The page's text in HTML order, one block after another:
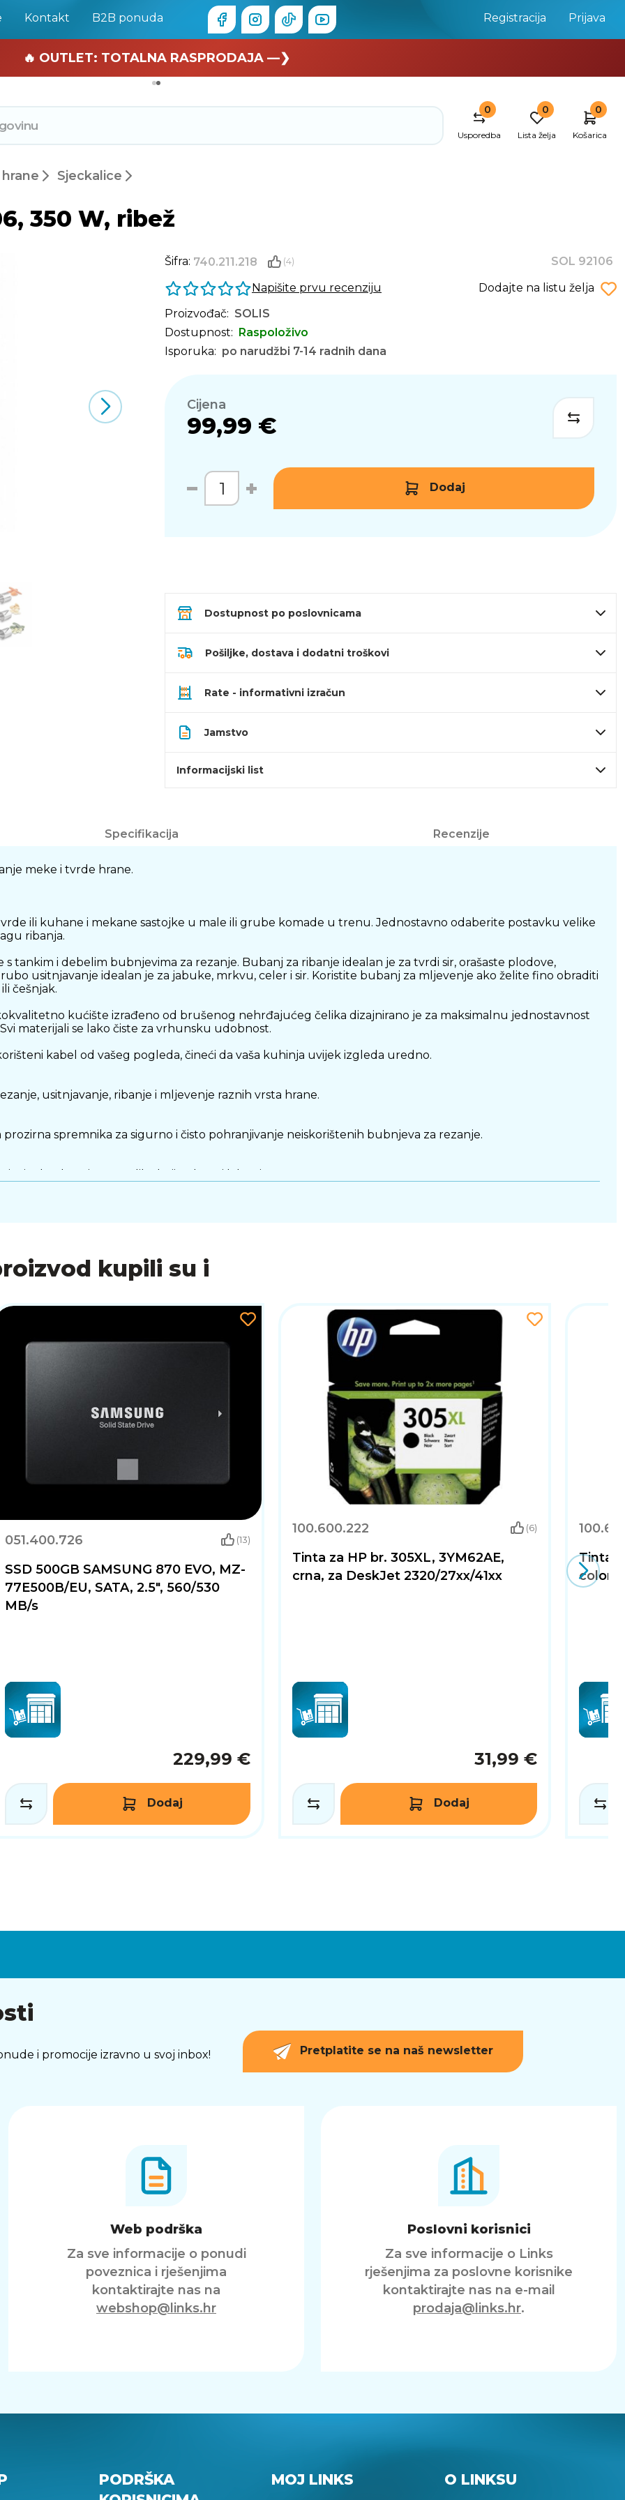
Kontakt B2B ponuda Registracija Prijava
🏄 Zaslužuješ odmor —❯
🔥 OUTLET: TOTALNA RASPRODAJA —❯
0
Usporedba
0
Lista želja
0
Košarica
Sjeckalice
350 W, ribež
Šifra: 740.211.218 (4)
SOL 92106
Napišite prvu recenziju
Dodajte na listu želja
Proizvođač: SOLIS
Dostupnost: Raspoloživo
Isporuka: po narudžbi 7-14 radnih dana
Cijena
99,99 €
Dodaj
Dostupnost po poslovnicama
Pošiljke, dostava i dodatni troškovi
Rate - informativni izračun
Jamstvo
Informacijski list
Specifikacija Recenzije
meke i tvrde hrane.
ili kuhane i mekane sastojke u male ili grube komade u trenu. Jednostavno odaberite postavku velike
ribanja.
tankim i debelim bubnjevima za rezanje. Bubanj za ribanje idealan je za tvrdi sir, orašaste plodove,
usitnjavanje idealan je za jabuke, mrkvu, celer i sir. Koristite bubanj za mljevenje ako želite fino obraditi
češnjak.
kućište izrađeno od brušenog nehrđajućeg čelika dizajnirano je za maksimalnu jednostavnost
materijali se lako čiste za vrhunsku udobnost.
kabel od vašeg pogleda, čineći da vaša kuhinja uvijek izgleda uredno.
usitnjavanje, ribanje i mljevenje raznih vrsta hrane.
spremnika za sigurno i čisto pohranjivanje neiskorištenih bubnjeva za rezanje.
od nehrđajućeg čelika koji se brzo i lako čiste.
kupili su i
051.400.726 (13)
SSD 500GB SAMSUNG 870 EVO, MZ-
77E500B/EU, SATA, 2.5", 560/530
MB/s
229,99 €
Dodaj
100.600.222 (6)
Tinta za HP br. 305XL, 3YM62AE,
crna, za DeskJet 2320/27xx/41xx
31,99 €
Dodaj
Tinta
color,
i promocije izravno u svoj inbox! Pretplatite se na naš newsletter
Web podrška
Za sve informacije o ponudi
poveznica i rješenjima
kontaktirajte nas na
webshop@links.hr
Poslovni korisnici
Za sve informacije o Links
rješenjima za poslovne korisnike
kontaktirajte nas na e-mail
prodaja@links.hr.
PODRŠKA
MOJ LINKS O LINKSU